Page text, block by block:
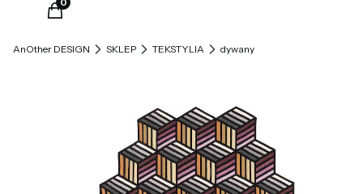
Produkty w koszyku: 0. Zobacz szczegóły
AnOther DESIGN SKLEP TEKSTYLIA dywany